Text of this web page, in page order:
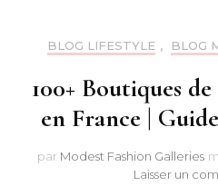
BLOG LIFESTYLE , BLOG
100+ Boutiques
en France |
par Modest Fashion Galleries
Laisser un